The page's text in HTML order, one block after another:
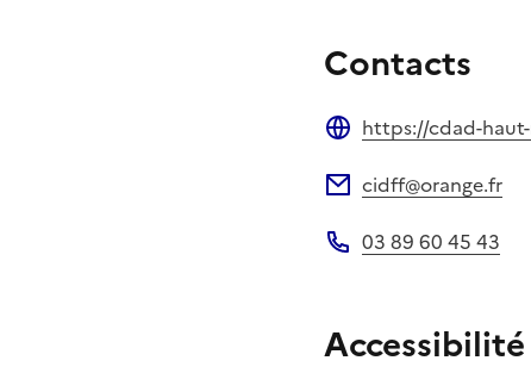
Contacts
https://cdad-
cidff@orange.fr
03 89 60 45 43